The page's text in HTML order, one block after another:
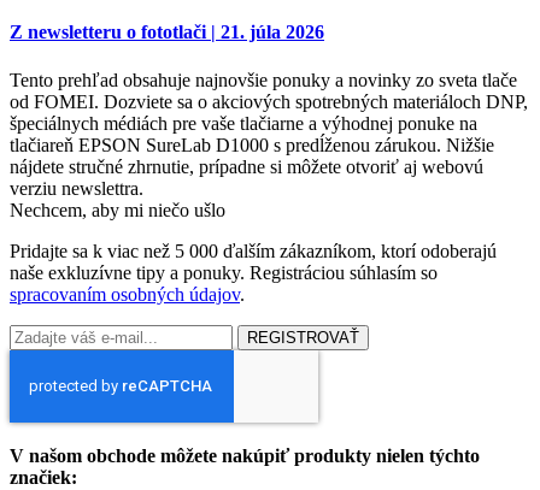
Z newsletteru o fototlači | 21. júla 2026
Tento prehľad obsahuje najnovšie ponuky a novinky zo sveta tlače
od FOMEI. Dozviete sa o akciových spotrebných materiáloch DNP,
špeciálnych médiách pre vaše tlačiarne a výhodnej ponuke na
tlačiareň EPSON SureLab D1000 s predĺženou zárukou. Nižšie
nájdete stručné zhrnutie, prípadne si môžete otvoriť aj webovú
verziu newslettra.
Nechcem, aby mi niečo ušlo
Pridajte sa k viac než 5 000 ďalším zákazníkom, ktorí odoberajú
naše exkluzívne tipy a ponuky. Registráciou súhlasím so
spracovaním osobných údajov.
REGISTROVAŤ
V našom obchode môžete nakúpiť produkty nielen týchto
značiek: